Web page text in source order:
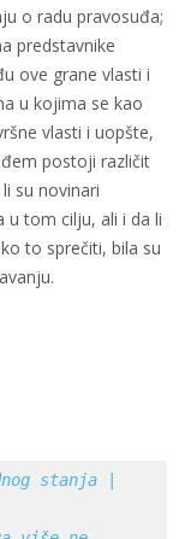
o radu pravosuđa;
predstavnike
ove grane vlasti i
u kojima se kao
vlasti i uopšte,
postoji različit
su novinari
u tom cilju, ali i da li
to sprečiti, bila su
stanja |